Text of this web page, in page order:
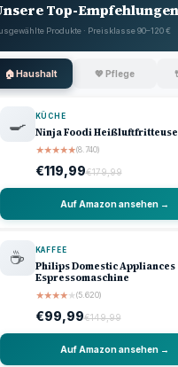
Top-Empfehlungen
Produkte · Preisklasse 90–120 €
🏠 Haushalt 💖 Pflege
🍳 KÜCHE
Ninja Foodi Heißluftfritteuse
★★★★★(8.740)
€119,99€179,99
Auf Amazon ansehen →
☕ KAFFEE
Philips Domestic Appliances
Espressomaschine
★★★★★(5.620)
€99,99€149,99
Auf Amazon ansehen →